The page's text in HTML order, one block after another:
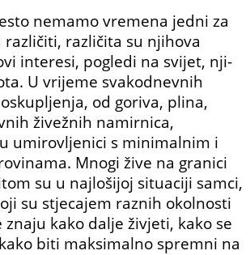
nemamo vremena jedni za
različiti, različita su njihova
interesi, pogledi na svijet, nji­
U vrijeme svakodnevnih
od goriva, plina,
živežnih namirnica,
umirovljenici s minimalnim i
Mno­gi žive na granici
su u najlošijoj situaciji samci,
su stjecajem raznih okolnosti
znaju kako dalje živjeti, kako se
biti maksimalno spremni na